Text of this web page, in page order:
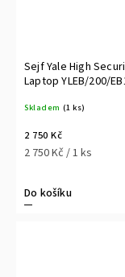
Sejf Yale High
Laptop YLEB/200/
Skladem (1 ks)
2 750 Kč
2 750 Kč / 1 ks
Do košíku